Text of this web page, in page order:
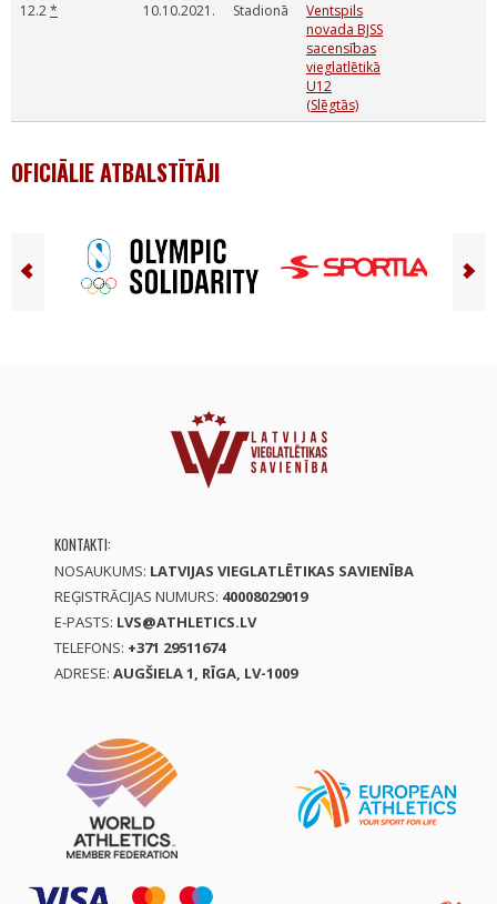
12.2* 10.10.2021. Stadionā
Ventspils
novada BJSS
sacensības
vieglatlētikā
U12
(Slēgtās)
OFICIĀLIE ATBALSTĪTĀJI
KONTAKTI:
NOSAUKUMS: LATVIJAS VIEGLATLĒTIKAS SAVIENĪBA
REĢISTRĀCIJAS NUMURS: 40008029019
E-PASTS: LVS@ATHLETICS.LV
TELEFONS: +371 29511674
ADRESE: AUGŠIELA 1, RĪGA, LV-1009